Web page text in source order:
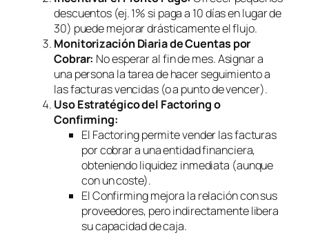
descuentos (ej. 1% si paga a 10 días en lugar de
30) puede mejorar drásticamente el flujo.
Monitorización Diaria de Cuentas por
Cobrar: No esperar al fin de mes. Asignar a
una persona la tarea de hacer seguimiento a
las facturas vencidas (o a punto de vencer).
Uso Estratégico del Factoringo
Confirming:
El Factoringpermite vender las facturas
por cobrar a una entidad financiera,
obteniendo liquidez inmediata (aunque
con un coste).
ElConfirmingmejora la relación con sus
proveedores, pero indirectamente libera
su capacidad de caja.